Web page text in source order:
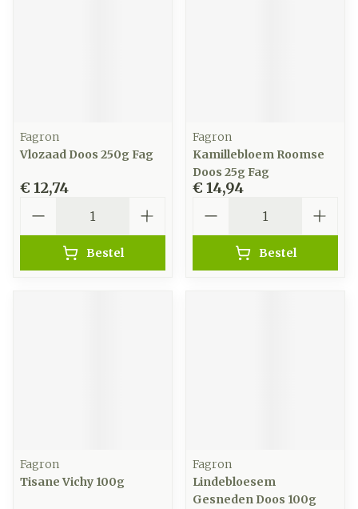
Fagron
Vlozaad Doos 250g Fag
€ 12,74
Bestel
Fagron
Kamillebloem Roomse
Doos 25g Fag
€ 14,94
Bestel
Fagron
Tisane Vichy 100g
Fagron
Lindebloesem
Gesneden Doos 100g